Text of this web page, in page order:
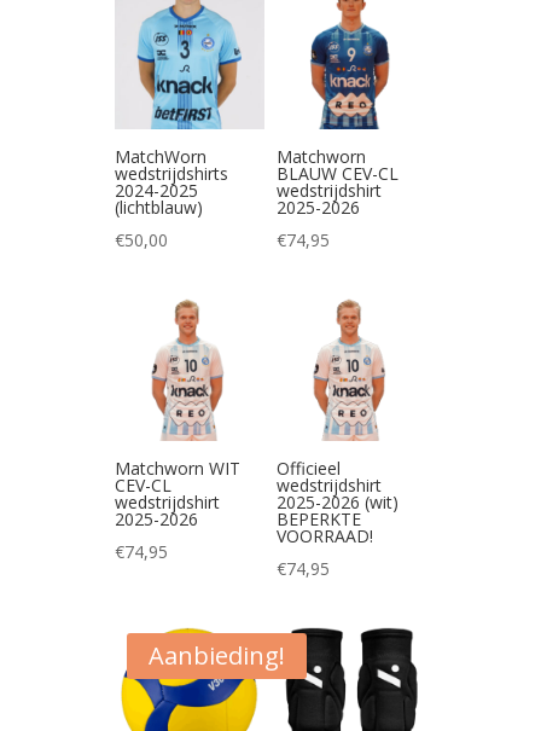
MatchWorn
wedstrijdshirts
2024-2025
(lichtblauw)
€50,00
Matchworn
BLAUW CEV-CL
wedstrijdshirt
2025-2026
€74,95
Matchworn WIT
CEV-CL
wedstrijdshirt
2025-2026
€74,95
Officieel
wedstrijdshirt
2025-2026 (wit)
BEPERKTE
VOORRAAD!
€74,95
Aanbieding!